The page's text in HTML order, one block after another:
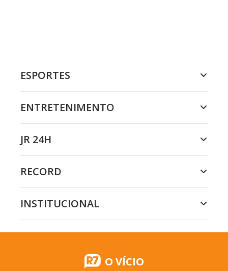
ESPORTES
ENTRETENIMENTO
JR 24H
RECORD
INSTITUCIONAL
O VÍCIO